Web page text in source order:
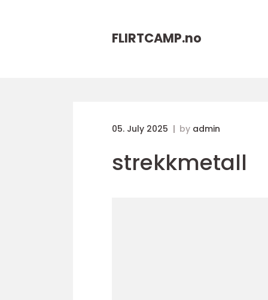
FLIRTCAMP.no
05. July 2025 by admin
strekkmetall